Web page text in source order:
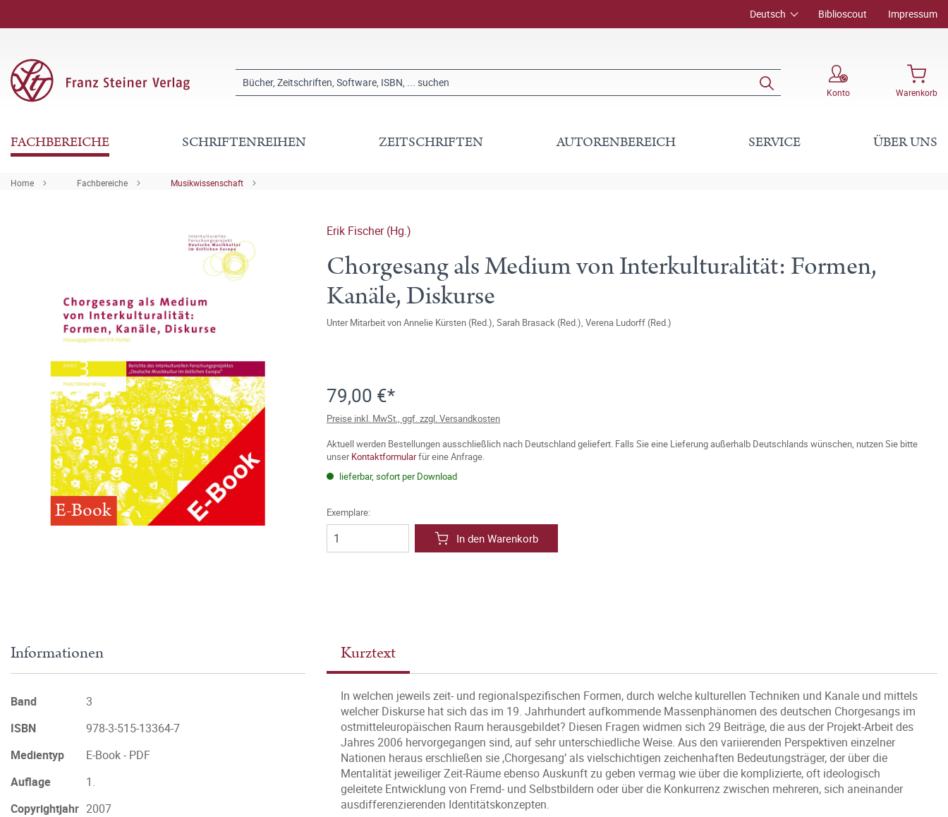
Deutsch Biblioscout Impressum
Konto Warenkorb
FACHBEREICHE SCHRIFTENREIHEN ZEITSCHRIFTEN AUTORENBEREICH SERVICE ÜBER UNS
Home Fachbereiche Musikwissenschaft
E-Book
Erik Fischer (Hg.)
Chorgesang als Medium von Interkulturalität: Formen,
Kanäle, Diskurse
Unter Mitarbeit vonAnnelie Kürsten (Red.), Sarah Brasack (Red.), Verena Ludorff (Red.)
79,00 €*
Preise inkl. MwSt., ggf. zzgl. Versandkosten
Aktuell werden Bestellungen ausschließlich nach Deutschland geliefert. Falls Sie eine Lieferung außerhalb Deutschlands wünschen, nutzen Sie bitte
unserKontaktformularfür eine Anfrage.
lieferbar, sofort per Download
Exemplare:
In den Warenkorb
Kurztext
In welchen jeweils zeit- und regionalspezifischen Formen, durch welche kulturellen Techniken und Kanale und mittels
welcher Diskurse hat sich das im 19. Jahrhundert aufkommende Massenphänomen des deutschen Chorgesangs im
ostmitteleuropäischen Raum herausgebildet? Diesen Fragen widmen sich 29 Beiträge, die aus der Projekt-Arbeit des
Jahres 2006 hervorgegangen sind, auf sehr unterschiedliche Weise. Aus den variierenden Perspektiven einzelner
Nationen heraus erschließen sie ‚Chorgesang’ als vielschichtigen zeichenhaften Bedeutungsträger, der über die
Mentalität jeweiliger Zeit-Räume ebenso Auskunft zu geben vermag wie über die komplizierte, oft ideologisch
geleitete Entwicklung von Fremd- und Selbstbildern oder über die Konkurrenz zwischen mehreren, sich aneinander
ausdifferenzierenden Identitätskonzepten.
Informationen
Band
3
ISBN
978-3-515-13364-7
Medientyp
E-Book - PDF
Auflage
1.
Copyrightjahr 2007